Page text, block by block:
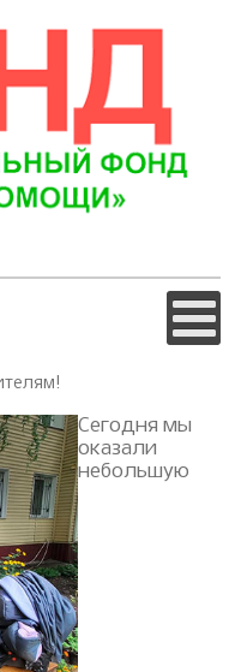
Сегодня мы
оказали
небольшую